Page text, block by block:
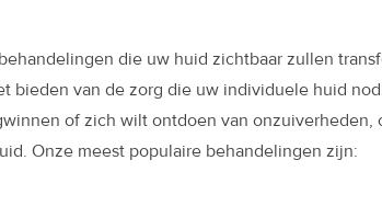
die uw huid zichtbaar zullen
van de zorg die uw individuele huid
of zich wilt ontdoen van onzuiverheden,
Onze meest populaire behandelingen zijn: